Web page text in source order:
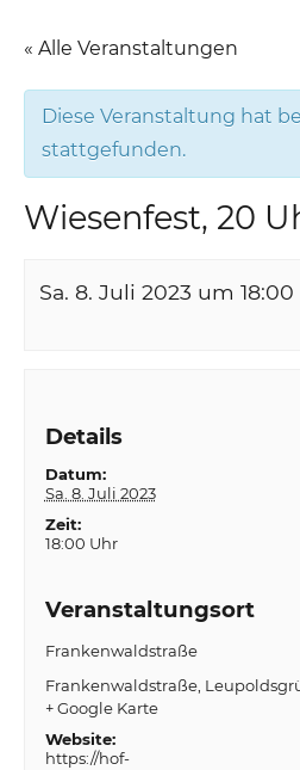
« Alle Veranstaltungen
Diese Veranstaltung hat
stattgefunden.
Wiesenfest, 20
Sa. 8. Juli 2023 um 18:00
Details
Datum:
Sa. 8. Juli 2023
Zeit:
18:00 Uhr
Veranstaltungsort
Frankenwaldstraße
Frankenwaldstraße
+ Google Karte
Website:
https://hof-